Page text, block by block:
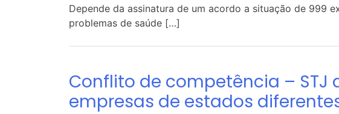
Depende da assinatura de um acordo a situação de 999
problemas de saúde […]
Conflito de competência – STJ
empresas de estados